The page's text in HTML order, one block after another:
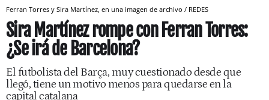
Ferran Torres y Sira Martínez, en una imagen de archivo / REDES
Sira Martínez rompe con Ferran Torres:
¿Se irá de Barcelona?
El futbolista del Barça, muy cuestionado desde que
llegó, tiene un motivo menos para quedarse en la
capital catalana